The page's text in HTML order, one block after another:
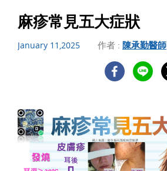
麻疹常見五大症狀
January 11,2025 作者 : 陳承勤醫師